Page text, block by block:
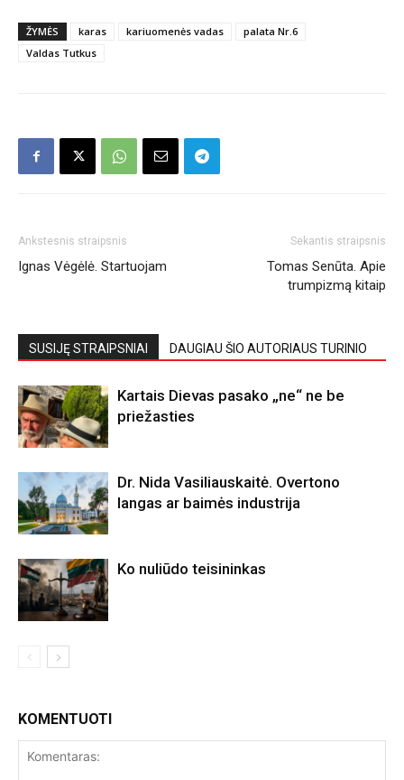
ŽYMĖS karas kariuomenės vadas
palata Nr.6
Valdas Tutkus
Ankstesnis straipsnis
Ignas Vėgėlė. Startuojam
Sekantis straipsnis
Tomas Senūta. Apie
trumpizmą kitaip
SUSIJĘ STRAIPSNIAI DAUGIAU ŠIO AUTORIAUS TURINIO
Kartais Dievas pasako „ne“ ne be
priežasties
Dr. Nida Vasiliauskaitė. Overtono
langas ar baimės industrija
Ko nuliūdo teisininkas
KOMENTUOTI